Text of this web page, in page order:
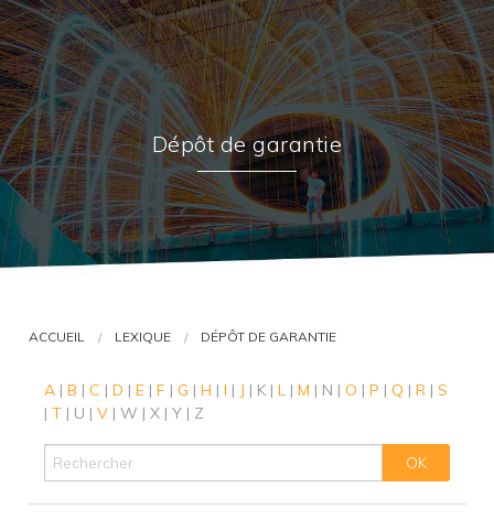
RÉSEAU D'AVOCATS
MEMBRES
EXPERTISES
ACTUALITÉS
LEXIQUE
VOUS ÊTES AVOCAT ?
Dépôt de garantie
ACCUEIL LEXIQUE DÉPÔT DE GARANTIE
A | B | C | D | E | F | G | H | I | J | K | L | M | N | O | P | Q | R | S
| T | U | V | W | X | Y | Z